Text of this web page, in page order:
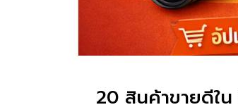
20 สินค้าขายดีใ